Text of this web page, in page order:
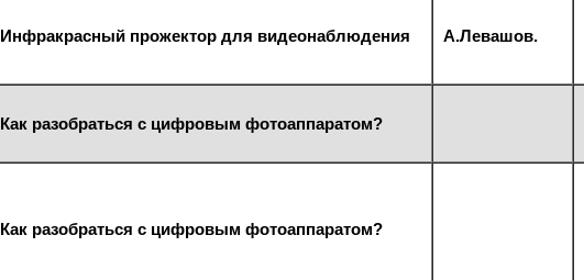
Инфракрасный прожектор для видеонаблюдения А.Левашов.
Как разобраться с цифровым фотоаппаратом?
Как разобраться с цифровым фотоаппаратом?